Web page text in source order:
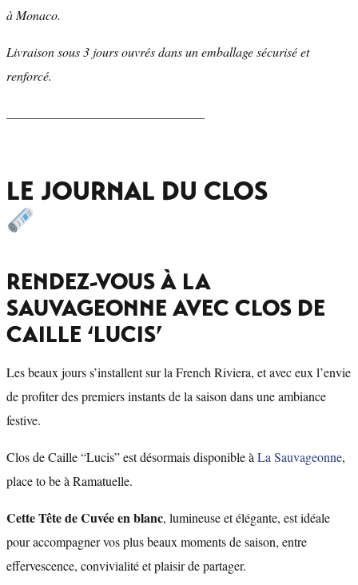
à Monaco.
Livraison sous 3 jours ouvrés dans un emballage sécurisé et
renforcé.
LE JOURNAL DU CLOS
RENDEZ-VOUS À LA
SAUVAGEONNE AVEC CLOS DE
CAILLE ‘LUCIS’
Les beaux jours s’installent sur la French Riviera, et avec eux l’envie
de profiter des premiers instants de la saison dans une ambiance
festive.
Clos de Caille “Lucis” est désormais disponible à La Sauvageonne,
place to be à Ramatuelle.
Cette Tête de Cuvée en blanc, lumineuse et élégante, est idéale
pour accompagner vos plus beaux moments de saison, entre
effervescence, convivialité et plaisir de partager.